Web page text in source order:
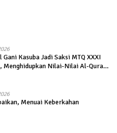
Gani Kasuba Jadi Saksi MTQ XXXI
Menghidupkan Nilai-Nilai Al-Quran
Menuai Keberkahan